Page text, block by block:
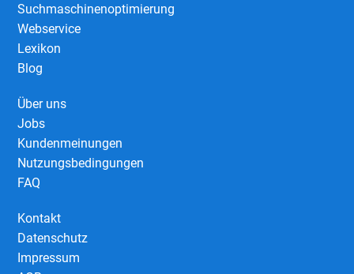
Suchmaschinenoptimierung
Webservice
Lexikon
Blog
Über uns
Jobs
Kundenmeinungen
Nutzungsbedingungen
FAQ
Kontakt
Datenschutz
Impressum